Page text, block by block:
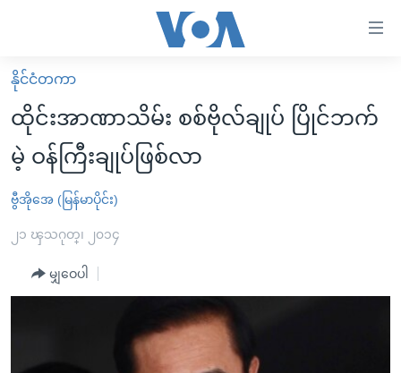
လွယ်ကူ
စေ
သည့်
Link
များ
ပင်မ
မူလစာမျက်နှာ
မြန်မာ
ကမ္ဘာ့သတင်းများ
နိုင်ငံတကာ
အစ္စရေး-ပါလက်စတိုင်း
ဗွီဒီယို
အင်္ဂလိပ်စာလေ့လာမယ်
မကြေးမုံရဲ့ အင်္ဂလိပ်စာ
ရေဒီယိုနှင့်ရုပ်သံ အချက်အလက်များ
နိုင်ငံတကာ
ထိုင်းအာဏာသိမ်း စစ်ဗိုလ်ချုပ် ပြိုင်ဘက်
မဲ့ ဝန်ကြီးချုပ်ဖြစ်လာ
ဗွီအိုအေ (မြန်မာပိုင်း)
၂၁ ၾသဂုတ္၊ ၂၀၁၄
မျှဝေပါ